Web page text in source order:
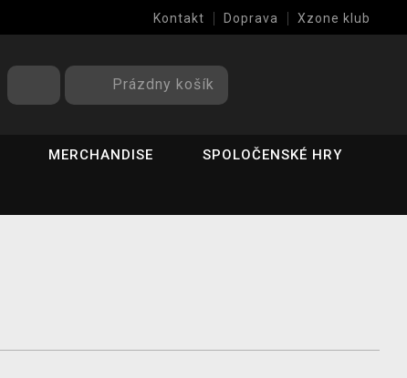
Kontakt Doprava Xzone klub
Prázdny košík
MERCHANDISE SPOLOČENSKÉ HRY